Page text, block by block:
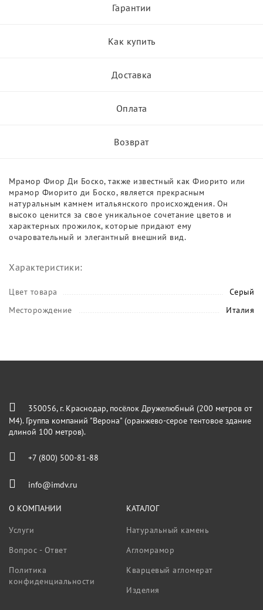
Гарантии
Как купить
Доставка
Оплата
Возврат
Мрамор Фиор Ди Боско, также известный как Фиорито или
мрамор Фиорито ди Боско, является прекрасным
натуральным камнем итальянского происхождения. Он
высоко ценится за свое уникальное сочетание цветов и
характерных прожилок, которые придают ему
очаровательный и элегантный внешний вид.
Характеристики:
Цвет товара
Серый
Месторождение
Италия
350056, г. Краснодар, посёлок Дружелюбный (200 метров от
М4). Группа компаний "Верона" (оранжево-серое тентовое здание
длиной 100 метров).
+7 (800) 500-81-88
info@imdv.ru
О КОМПАНИИ
Услуги
Вопрос - Ответ
Политика
конфиденциальности
КАТАЛОГ
Натуральный камень
Агломрамор
Кварцевый агломерат
Изделия